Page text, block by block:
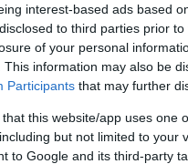
interest-based ads based
to third parties prior
of your personal
This information may also be
Participants that may further
that this website/app uses one
but not limited to your
to Google and its third-party